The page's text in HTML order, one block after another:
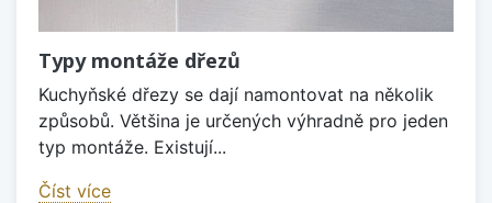
Typy montáže dřezů
Kuchyňské dřezy se dají namontovat na několik
způsobů. Většina je určených výhradně pro jeden
typ montáže. Existují...
Číst více